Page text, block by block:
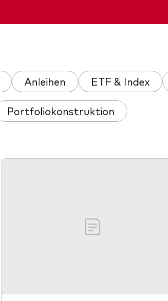
Modellportfolios
Anleihen ETF & Index
Portfoliokonstruktion